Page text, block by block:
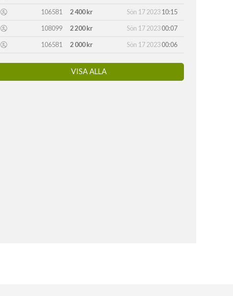
106581
2 400 kr Sön 17 202310:15
108099
2 200 kr Sön 17 202300:07
106581
2 000 kr Sön 17 202300:06
VISA ALLA